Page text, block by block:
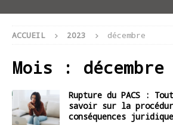
ACCUEIL 2023 décembre
Mois : décembre
Rupture du PACS :
savoir sur la
conséquences